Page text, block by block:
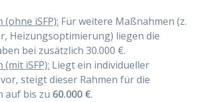
iSFP): Für weitere Maßnahmen (z.
Heizungsoptimierung) liegen die
bei zusätzlich 30.000 €.
iSFP): Liegt ein individueller
steigt dieser Rahmen für die
auf bis zu 60.000 €.